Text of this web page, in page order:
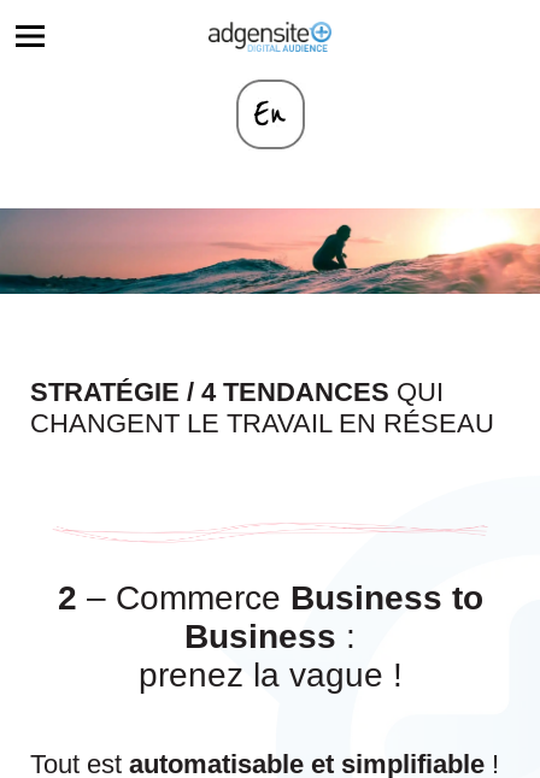
STRATÉGIE / 4 TENDANCES QUI
CHANGENT LE TRAVAIL EN RÉSEAU
2 – Commerce Business to
Business :
prenez la vague !
Tout est automatisable et simplifiable !